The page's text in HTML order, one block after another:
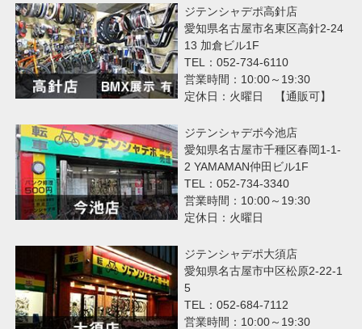
ジテンシャデポ高針店
愛知県名古屋市名東区高針2-24
13 加倉ビル1F
TEL：052-734-6110
営業時間：10:00～19:30
定休日：火曜日 【通販可】
ジテンシャデポ今池店
愛知県名古屋市千種区春岡1-1-
2 YAMAMAN仲田ビル1F
TEL：052-734-3340
営業時間：10:00～19:30
定休日：火曜日
ジテンシャデポ大須店
愛知県名古屋市中区松原2-22-1
5
TEL：052-684-7112
営業時間：10:00～19:30